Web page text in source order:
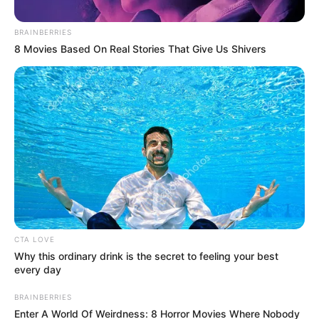
Cortesía
Cae banda dedicada al narcotráfico bajo el mando de
Por: Alerta Caribe
BRAINBERRIES
8 Movies Based On Real Stories That Give Us Shivers
CTA LOVE
Why this ordinary drink is the secret to feeling your best
every day
BRAINBERRIES
Enter A World Of Weirdness: 8 Horror Movies Where Nobody